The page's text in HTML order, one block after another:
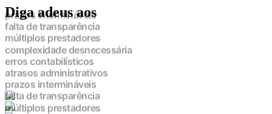
Diga adeus aos
prazos intermináveis
falta de transparência
múltiplos prestadores
complexidade desnecessária
erros contabilísticos
atrasos administrativos
prazos intermináveis
falta de transparência
múltiplos prestadores